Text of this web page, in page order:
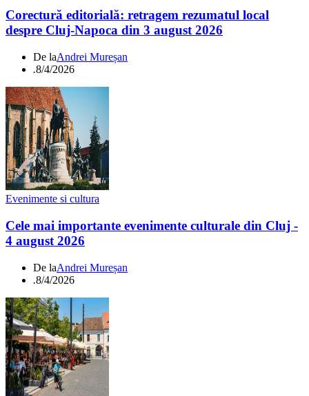
Corectură editorială: retragem rezumatul local
despre Cluj-Napoca din 3 august 2026
De laAndrei Mureșan
.8/4/2026
Evenimente si cultura
Cele mai importante evenimente culturale din Cluj -
4 august 2026
De laAndrei Mureșan
.8/4/2026